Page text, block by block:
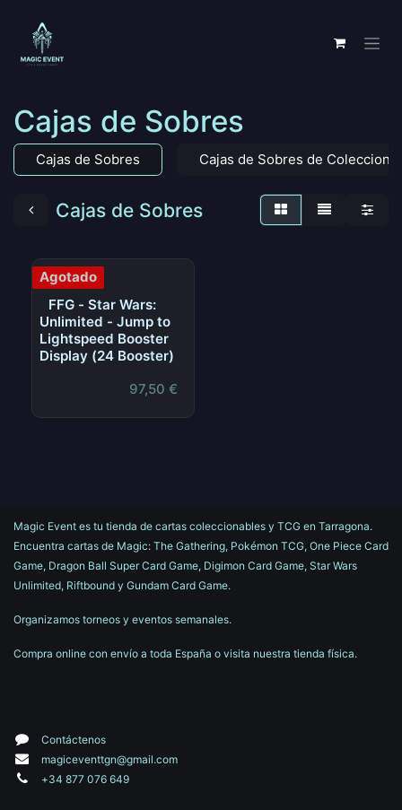
Cajas de Sobres
Cajas de Sobres Cajas de Sobres de
Cajas de Sobres
Agotado
FFG - Star Wars:
Unlimited - Jump to
Lightspeed Booster
Display (24 Booster)
97,50 €
Magic Event es tu tienda de cartas coleccionables y TCG en Tarragona.
Encuentra cartas de Magic: The Gathering, Pokémon TCG, One Piece Card
Game, Dragon Ball Super Card Game, Digimon Card Game, Star Wars
Unlimited, Riftbound y Gundam Card Game.
Organizamos torneos y eventos semanales.
Compra online con envío a toda España o visita nuestra tienda física.
Contáctenos
magiceventtgn@gmail.com
+34 877 076 649